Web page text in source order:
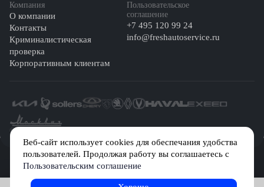
Веб-сайт использует cookies для обеспечания удобства
пользователей. Продолжая работу вы соглашаетесь с
Пользовательским соглашение
Компания
О компании
Контакты
Криминалистическая
проверка
Корпоративным клиентам
Пользовательское
соглашение
+7 495 120 99 24
info@freshautoservice.ru
©️ 2026 Fresh Auto
Сетевое издание «Первый автомобильный маркетплейс» зарегистрировано
Решением Федеральной службы по надзору в сфере связи, информационных
технологий и массовых коммуникаций (Роскомнадзор) № Эл № ФС77-84512 от